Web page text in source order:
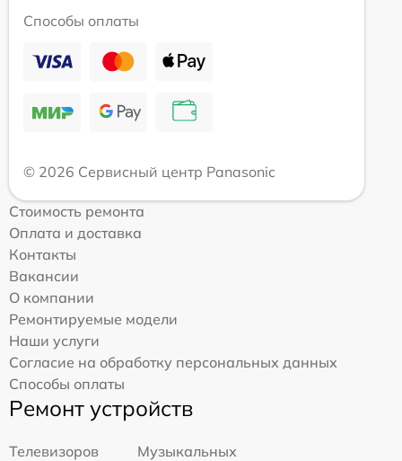
Способы оплаты
© 2026 Сервисный центр Panasonic
Стоимость ремонта
Оплата и доставка
Контакты
Вакансии
О компании
Ремонтируемые модели
Наши услуги
Согласие на обработку персональных данных
Способы оплаты
Ремонт устройств
Телевизоров
Музыкальных